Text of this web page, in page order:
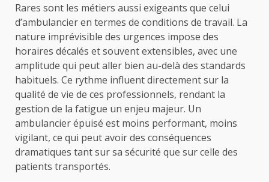
Rares sont les métiers aussi exigeants que celui
d’ambulancier en termes de conditions de travail. La
nature imprévisible des urgences impose des
horaires décalés et souvent extensibles, avec une
amplitude qui peut aller bien au-delà des standards
habituels. Ce rythme influent directement sur la
qualité de vie de ces professionnels, rendant la
gestion de la fatigue un enjeu majeur. Un
ambulancier épuisé est moins performant, moins
vigilant, ce qui peut avoir des conséquences
dramatiques tant sur sa sécurité que sur celle des
patients transportés.